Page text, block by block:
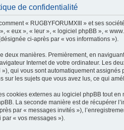
de confidentialité
« RUGBYFORUMXIII » et ses
« eux », « leur », « logiciel phpBB », «
ci-après par « vos informations »).
deux manières. Premièrement, en
Internet de votre ordinateur. Les
qui vous sont automatiquement
sur les sujets que vous avez lus, ce qui
cookies externes au logiciel phpBB tout
La seconde manière est de récupérer
par « messages invités »),
« vos messages »).